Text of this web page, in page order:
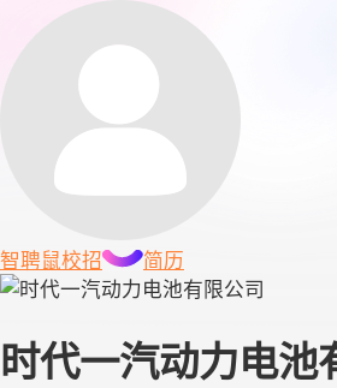
智聘鼠校招 简历
时代一汽动力电池